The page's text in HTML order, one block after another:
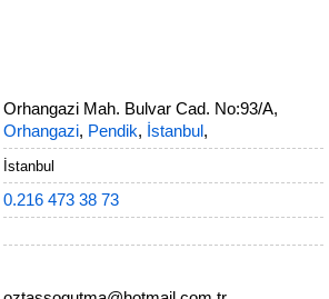
Orhangazi Mah. Bulvar Cad. No:93/A,
Orhangazi, Pendik, İstanbul,
İstanbul
0.216 473 38 73